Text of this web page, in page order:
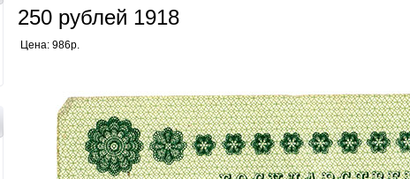
250 рублей 1918
Цена: 986р.